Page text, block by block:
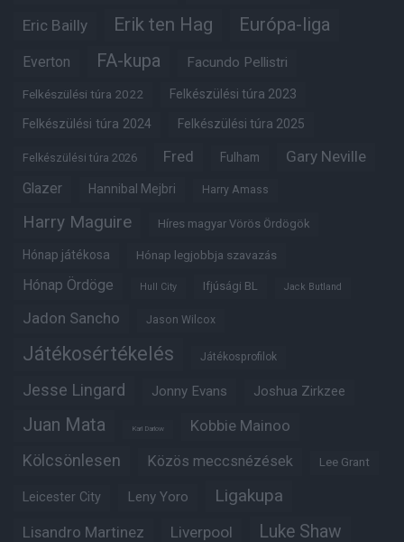
Eric Bailly Erik ten Hag Európa-liga
Everton FA-kupa Facundo Pellistri
Felkészülési túra 2022 Felkészülési túra 2023
Felkészülési túra 2024 Felkészülési túra 2025
Felkészülési túra 2026 Fred Fulham Gary Neville
Glazer Hannibal Mejbri Harry Amass
Harry Maguire Híres magyar Vörös Ördögök
Hónap játékosa Hónap legjobbja szavazás
Hónap Ördöge Hull City Ifjúsági BL Jack Butland
Jadon Sancho Jason Wilcox
Játékosértékelés Játékosprofilok
Jesse Lingard Jonny Evans Joshua Zirkzee
Juan Mata Karl Darlow Kobbie Mainoo
Kölcsönlesen Közös meccsnézések Lee Grant
Leicester City Leny Yoro Ligakupa
Lisandro Martinez Liverpool Luke Shaw